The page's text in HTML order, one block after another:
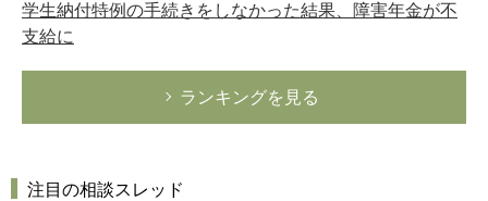
学生納付特例の手続きをしなかった結果、障害年金が不
支給に
ランキングを見る
注目の相談スレッド